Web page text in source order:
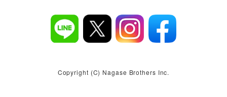
Copyright (C) Nagase Brothers Inc.